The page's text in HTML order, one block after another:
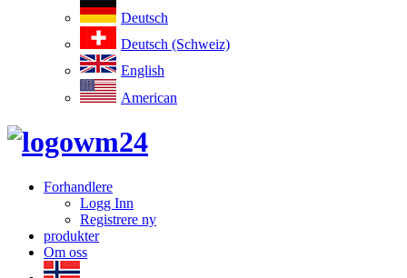
Deutsch
Deutsch (Schweiz)
English
American
Forhandlere
Logg Inn
Registrere ny
produkter
Om oss